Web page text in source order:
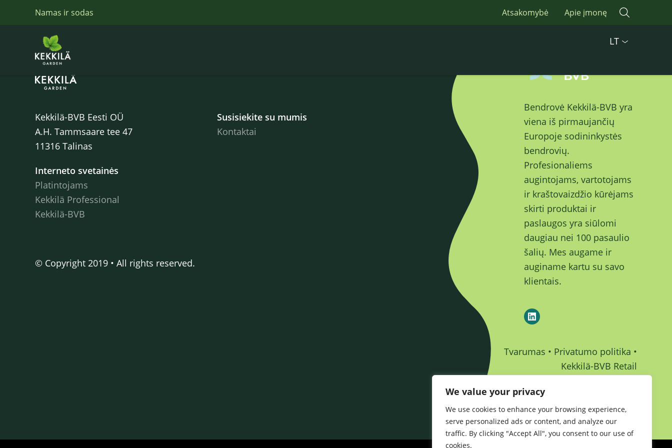
We value your privacy
We use cookies to enhance your browsing experience,
serve personalized ads or content, and analyze our
traffic. By clicking "Accept All", you consent to our use of
cookies.
Namas ir sodas Atsakomybė Apie įmonę
LT
Kekkilä-BVB Eesti OÜ
A.H. Tammsaare tee 47
11316 Talinas
Susisiekite su mumis
Kontaktai
Interneto svetainės
Platintojams
Kekkilä Professional
Kekkilä-BVB
© Copyright 2019 • All rights reserved.
Bendrovė Kekkilä-BVB yra
viena iš pirmaujančių
Europoje sodininkystės
bendrovių.
Profesionaliems
augintojams, vartotojams
ir kraštovaizdžio kūrėjams
skirti produktai ir
paslaugos yra siūlomi
daugiau nei 100 pasaulio
šalių. Mes augame ir
auginame kartu su savo
klientais.
Tvarumas • Privatumo politika •
Kekkilä-BVB Retail